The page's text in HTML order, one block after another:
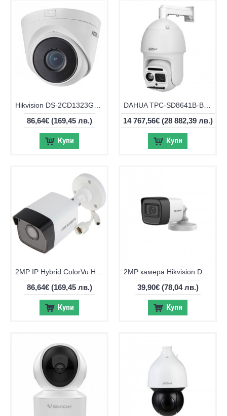
86,64€(169,45 лв.)
Купи
14 767,56€(28 882,39 лв.)
Купи
86,64€(169,45 лв.)
Купи
39,90€(78,04 лв.)
Купи